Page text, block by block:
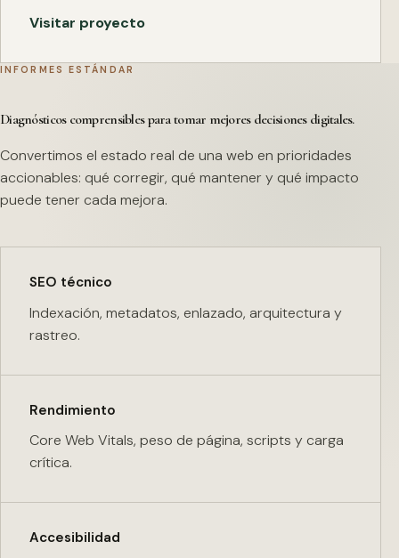
Visitar proyecto
INFORMES ESTÁNDAR
Diagnósticos comprensibles para tomar mejores decisiones digitales.
Convertimos el estado real de una web en prioridades
accionables: qué corregir, qué mantener y qué impacto
puede tener cada mejora.
SEO técnico
Indexación, metadatos, enlazado, arquitectura y
rastreo.
Rendimiento
Core Web Vitals, peso de página, scripts y carga
crítica.
Accesibilidad